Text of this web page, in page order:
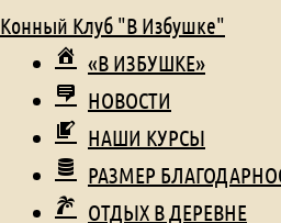
Конный Клуб "В Избушке"
«В ИЗБУШКЕ»
НОВОСТИ
НАШИ КУРСЫ
РАЗМЕР
ОТДЫХ В ДЕРЕВНЕ